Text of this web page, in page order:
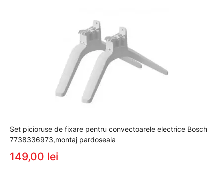
Set picioruse de fixare pentru convectoarele electrice Bosch
7738336973,montaj pardoseala
149,00 lei